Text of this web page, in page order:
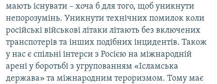
мають існувати – хоча б для того, щоб уникнути
непорозумінь. Уникнути технічних помилок коли
російські військові літаки літають без включених
транспотерів та інших подібних інцидентів. Також
у нас є спільні інтерси з Росією на міжнародній
арені у боротьбі з угрупованням «Ісламська
держава» та міжнародним тероризмом. Тому має